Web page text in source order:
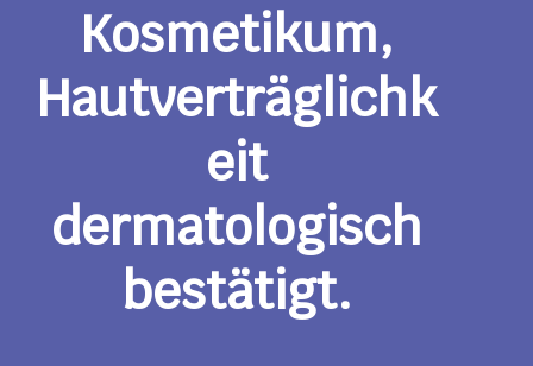
Kosmetikum,
Hautverträglichk
eit
dermatologisch
bestätigt.